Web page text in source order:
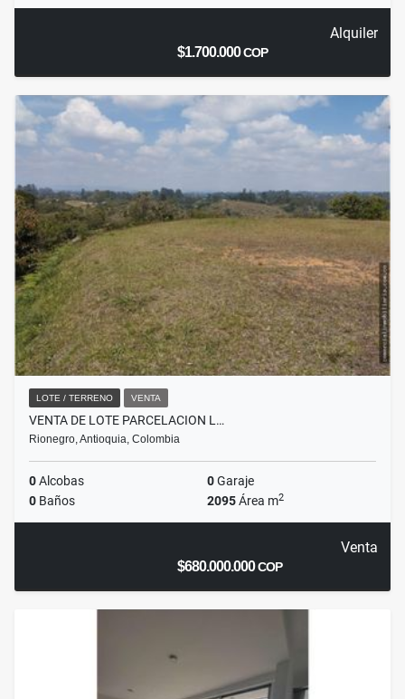
Alquiler
$1.700.000COP
LOTE / TERRENO VENTA
VENTA DE LOTE PARCELACION L…
Rionegro, Antioquia, Colombia
0Alcobas 0Garaje
0 Baños 2095Área m2
Venta
$680.000.000COP